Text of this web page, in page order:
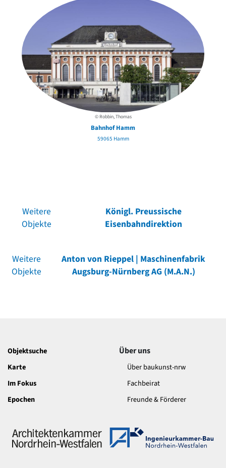
© Robbin, Thomas
Bahnhof Hamm
59065 Hamm
Weitere
Objekte
Königl. Preussische
Eisenbahndirektion
Weitere
Objekte
Anton von Rieppel | Maschinenfabrik
Augsburg-Nürnberg AG (M.A.N.)
Objektsuche
Karte
Im Fokus
Epochen
Über uns
Über baukunst-nrw
Fachbeirat
Freunde & Förderer